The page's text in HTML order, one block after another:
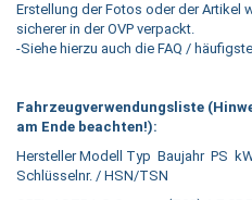
Erstellung der Fotos oder der Artikel
sicherer in der OVP verpackt.
-Siehe hierzu auch die FAQ /
Fahrzeugverwendungsliste
am Ende beachten!):
Hersteller Modell Typ Baujahr PS
Schlüsselnr. / HSN/TSN